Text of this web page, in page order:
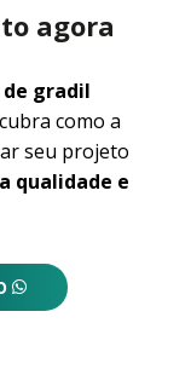
agora
gradil
como a
seu projeto
qualidade e